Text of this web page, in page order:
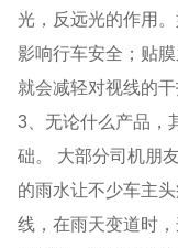
光，反远光的作用
影响行车安全；贴
就会减轻对视线的干
3、无论什么产品，
础。 大部分司机朋
的雨水让不少车主
线，在雨天变道时